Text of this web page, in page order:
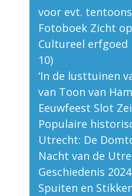
voor evt.
Fotoboek Zicht
Cultureel erfgoed
10)
‘In de lusttuinen
van Toon van Ham
Eeuwfeest Slot
Populaire
Utrecht: De
Nacht van de
Geschiedenis
Spuiten en